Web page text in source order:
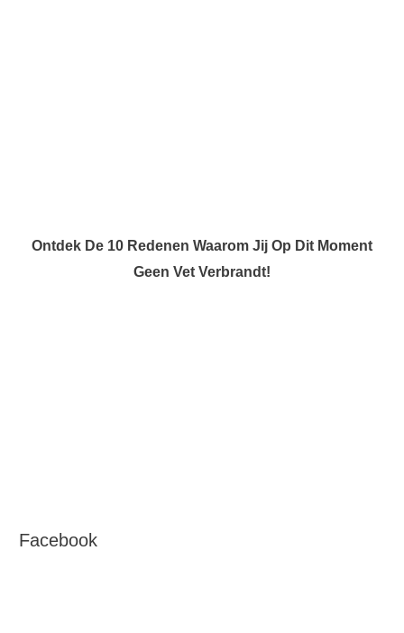
Ontdek De 10 Redenen Waarom Jij Op Dit Moment
Geen Vet Verbrandt!
Facebook